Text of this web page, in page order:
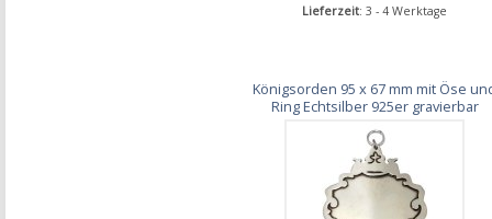
Lieferzeit: 3 - 4 Werktage
Königsorden 95 x 67 mm mit Öse
Ring Echtsilber 925er gravierbar